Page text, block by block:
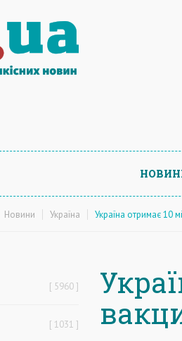
Новини Україна Україна отримає 10
5960
1031